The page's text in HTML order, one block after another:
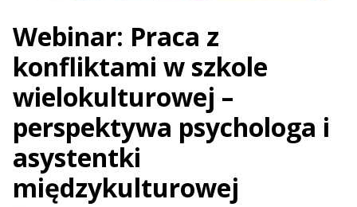
Webinar: Praca z
konfliktami w szkole
wielokulturowej –
perspektywa psychologa i
asystentki
międzykulturowej